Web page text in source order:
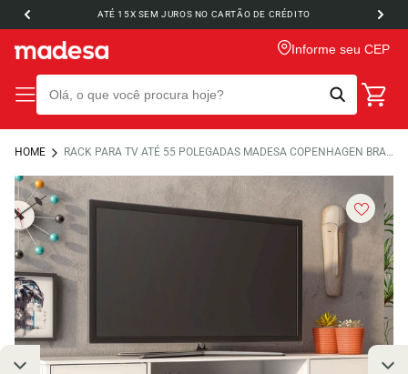
ATÉ 15X SEM JUROS NO CARTÃO DE CRÉDITO
Informe seu CEP
HOME RACK PARA TV ATÉ 55 POLEGADAS MADESA COPENHAGEN BRANCO